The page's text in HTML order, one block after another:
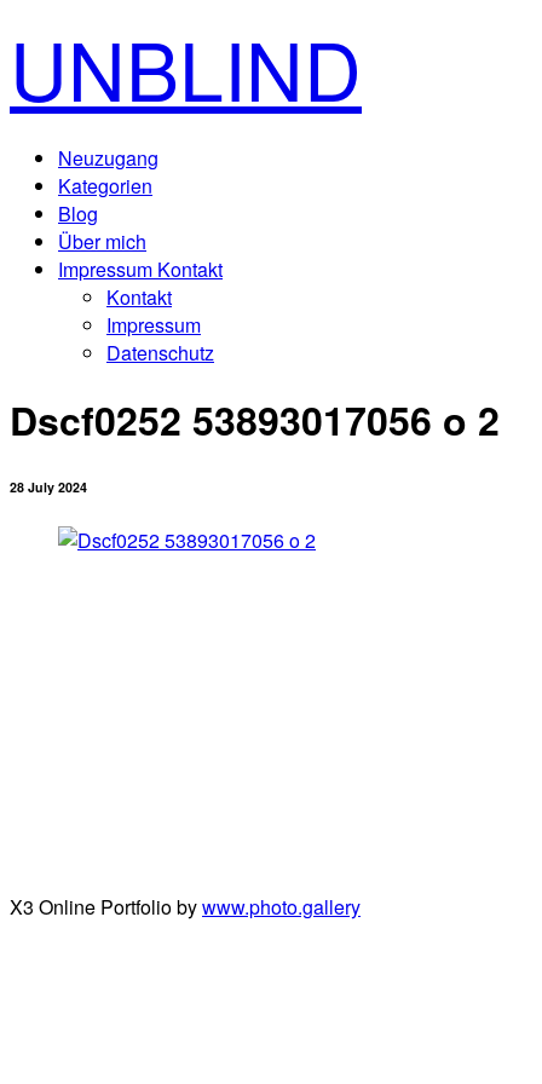
UNBLIND
Neuzugang
Kategorien
Blog
Über mich
Impressum Kontakt
Kontakt
Impressum
Datenschutz
Dscf0252 53893017056 o 2
28 July 2024
X3 Online Portfolio bywww.photo.gallery